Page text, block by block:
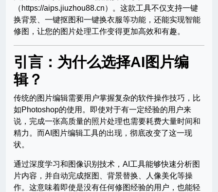
（https://aips.jiuzhou88.cn）。这款工具不仅支持一键
换背景、一键抠图和一键换衣服等功能，还能实现智能
修图，让您的图片处理工作变得更加高效和有趣。
引言：为什么选择AI图片编
辑？
传统的图片编辑需要用户掌握复杂的软件操作技巧，比
如Photoshop的使用。即使对于有一定经验的用户来
说，完成一张高质量的照片处理也需要耗费大量时间和
精力。而AI图片编辑工具的出现，彻底改变了这一现
状。
通过深度学习和图像识别技术，AI工具能够快速分析图
片内容，并自动完成抠图、背景替换、人像美化等操
作。这意味着即使是没有任何修图经验的用户，也能轻